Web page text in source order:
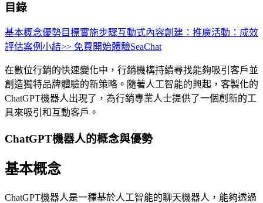
目錄
基本概念優勢目標實施步驟互動式內容創建： 推廣活動： 成效
評估案例小結>> 免費開始體驗SeaChat
在數位行銷的快速變化中，行銷機構持續尋找能夠吸引客戶並
創造獨特品牌體驗的新策略。隨著人工智能的興起，客製化的
ChatGPT機器人出現了，為行銷專業人士提供了一個創新的工
具來吸引和互動客戶。
ChatGPT機器人的概念與優勢
基本概念
ChatGPT機器人是一種基於人工智能的聊天機器人，能夠透過